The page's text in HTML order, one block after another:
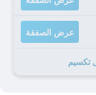
عرض الصفقة